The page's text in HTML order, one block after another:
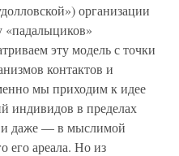
организации
«падалыциков»
эту модель с точки
контактов и
мы приходим к идее
индивидов в пределах
и даже — в мыслимой
его ареала. Но из